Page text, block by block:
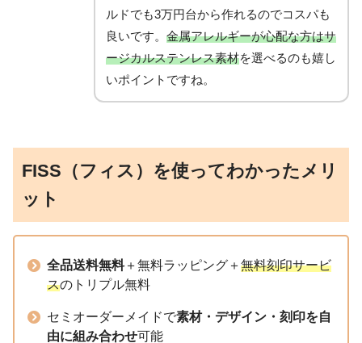
ルドでも3万円台から作れるのでコスパも
良いです。 金属アレルギーが心配な方はサ
ージカルステンレス素材を選べるのも嬉し
いポイントですね。
FISS（フィス）を使ってわかったメリ
ット
全品送料無料＋無料ラッピング＋無料刻印サービ
スのトリプル無料
セミオーダーメイドで素材・デザイン・刻印を自
由に組み合わせ可能